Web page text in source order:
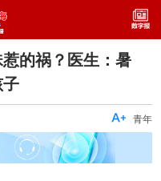
的祸？医生：暑
子
青年
